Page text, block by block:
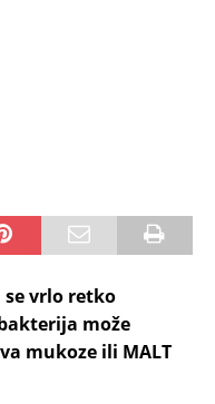
vrlo retko
može
mukoze ili MALT